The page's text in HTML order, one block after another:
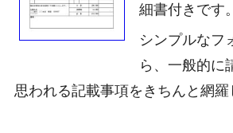
細書付きです。
シンプルなフ
ら、一般的に
思われる記載事項をきちんと網羅